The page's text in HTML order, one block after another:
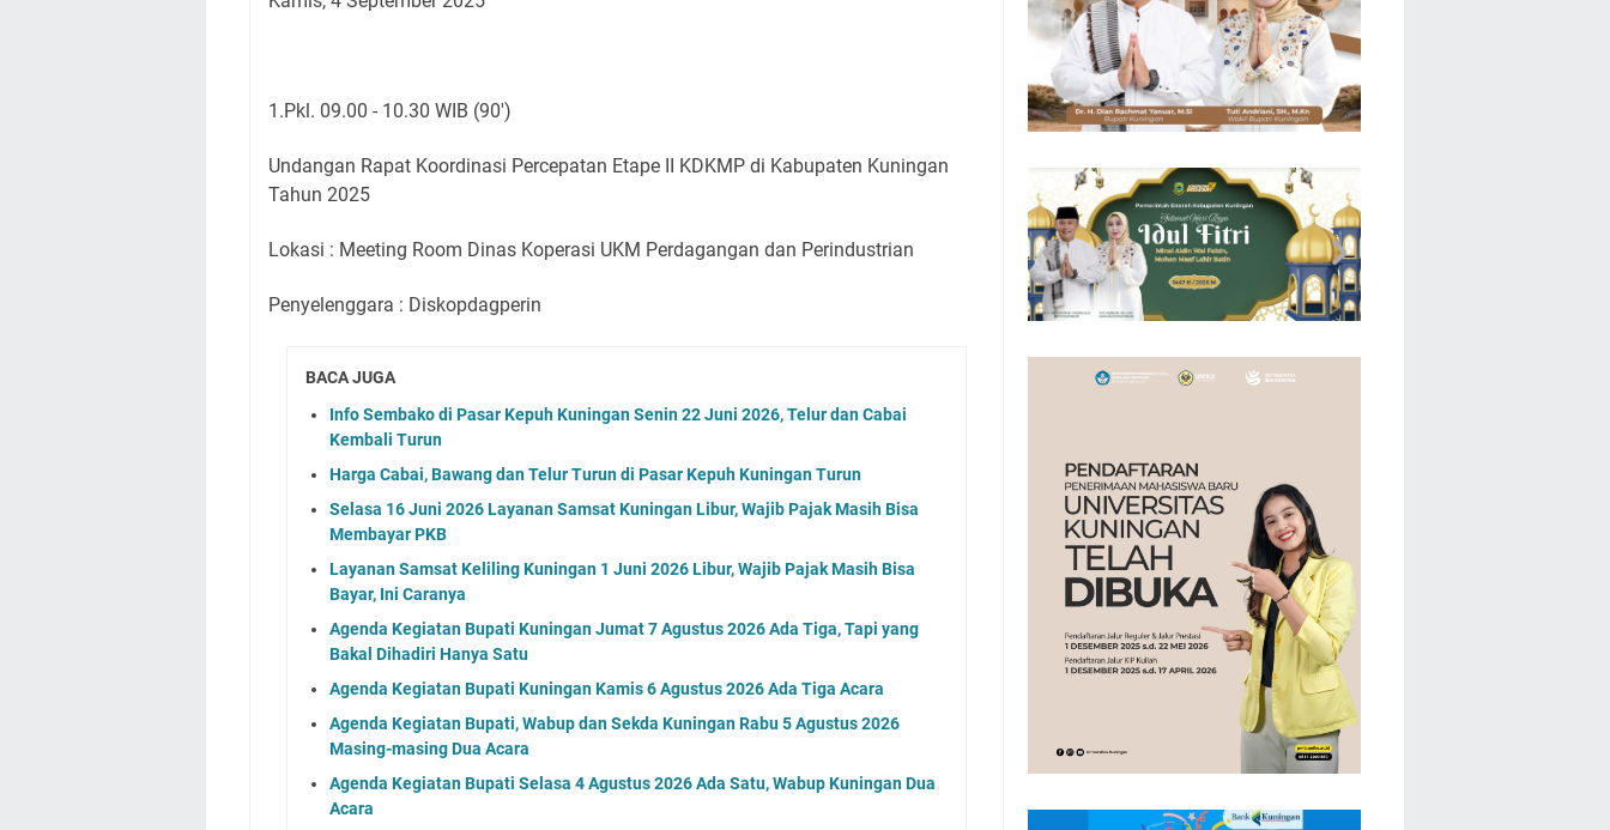
1.Pkl. 09.00 - 10.30 WIB (90')
Undangan Rapat Koordinasi Percepatan Etape II KDKMP di Kabupaten Kuningan
Tahun 2025
Lokasi : Meeting Room Dinas Koperasi UKM Perdagangan dan Perindustrian
Penyelenggara : Diskopdagperin
BACA JUGA
Info Sembako di Pasar Kepuh Kuningan Senin 22 Juni 2026, Telur dan Cabai
Kembali Turun
Harga Cabai, Bawang dan Telur Turun di Pasar Kepuh Kuningan Turun
Selasa 16 Juni 2026 Layanan Samsat Kuningan Libur, Wajib Pajak Masih Bisa
Membayar PKB
Layanan Samsat Keliling Kuningan 1 Juni 2026 Libur, Wajib Pajak Masih Bisa
Bayar, Ini Caranya
Agenda Kegiatan Bupati Kuningan Jumat 7 Agustus 2026 Ada Tiga, Tapi yang
Bakal Dihadiri Hanya Satu
Agenda Kegiatan Bupati Kuningan Kamis 6 Agustus 2026 Ada Tiga Acara
Agenda Kegiatan Bupati, Wabup dan Sekda Kuningan Rabu 5 Agustus 2026
Masing-masing Dua Acara
Agenda Kegiatan Bupati Selasa 4 Agustus 2026 Ada Satu, Wabup Kuningan Dua
Acara